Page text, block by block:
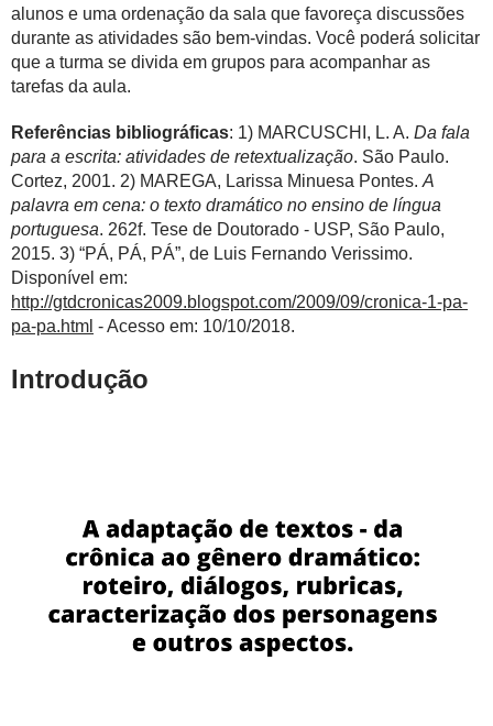
alunos e uma ordenação da sala que favoreça discussões
durante as atividades são bem-vindas. Você poderá solicitar
que a turma se divida em grupos para acompanhar as
tarefas da aula.
Referências bibliográficas: 1) MARCUSCHI, L. A. Da fala
para a escrita: atividades de retextualização. São Paulo.
Cortez, 2001. 2) MAREGA, Larissa Minuesa Pontes. A
palavra em cena: o texto dramático no ensino de língua
portuguesa. 262f. Tese de Doutorado - USP, São Paulo,
2015. 3) “PÁ, PÁ, PÁ”, de Luis Fernando Verissimo.
Disponível em:
http://gtdcronicas2009.blogspot.com/2009/09/cronica-1-pa-
pa-pa.html - Acesso em: 10/10/2018.
Introdução